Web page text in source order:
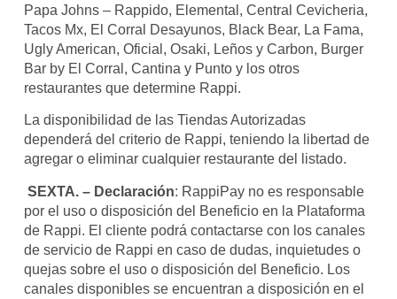
Papa Johns – Rappido, Elemental, Central Cevicheria,
Tacos Mx, El Corral Desayunos, Black Bear, La Fama,
Ugly American, Oficial, Osaki, Leños y Carbon, Burger
Bar by El Corral, Cantina y Punto y los otros
restaurantes que determine Rappi.
La disponibilidad de las Tiendas Autorizadas
dependerá del criterio de Rappi, teniendo la libertad de
agregar o eliminar cualquier restaurante del listado.
SEXTA. – Declaración: RappiPay no es responsable
por el uso o disposición del Beneficio en la Plataforma
de Rappi. El cliente podrá contactarse con los canales
de servicio de Rappi en caso de dudas, inquietudes o
quejas sobre el uso o disposición del Beneficio. Los
canales disponibles se encuentran a disposición en el